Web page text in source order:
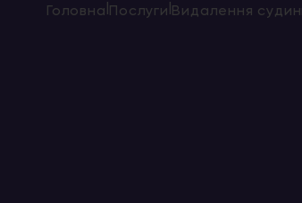
Головна Послуги Видалення